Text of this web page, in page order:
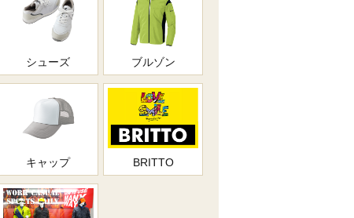
シューズ ブルゾン
キャップ BRITTO